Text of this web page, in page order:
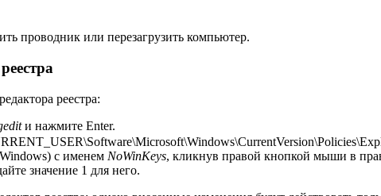
проводник или перезагрузить компьютер.
реестра:
и нажмите Enter.
с именем NoWinKeys, кликнув правой кнопкой мыши в
значение 1 для него.